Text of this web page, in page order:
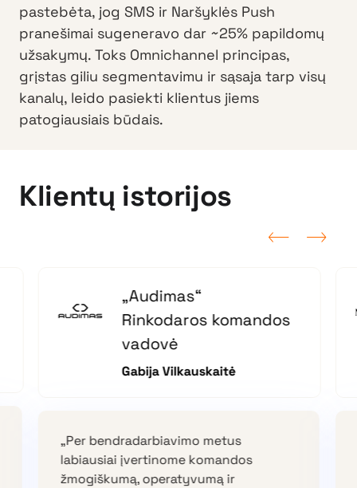
pastebėta, jog SMS ir Naršyklės Push
pranešimai sugeneravo dar ~25% papildomų
užsakymų. Toks Omnichannel principas,
grįstas giliu segmentavimu ir sąsaja tarp visų
kanalų, leido pasiekti klientus jiems
patogiausiais būdais.
Klientų istorijos
„Audimas“
Rinkodaros komandos
vadovė
Gabija Vilkauskaitė
„Per bendradarbiavimo metus
labiausiai įvertinome komandos
žmogiškumą, operatyvumą ir